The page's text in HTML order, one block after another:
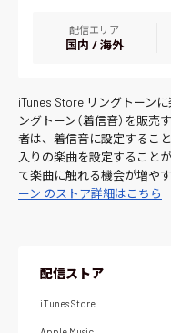
配信エリア
国内 / 海外
iTunes Store リングトーン
ングトーン（着信音）を販
者は、着信音に設定するこ
入りの楽曲を設定すること
て楽曲に触れる機会が増や
ーン のストア詳細はこちら
配信ストア
iTunes Store